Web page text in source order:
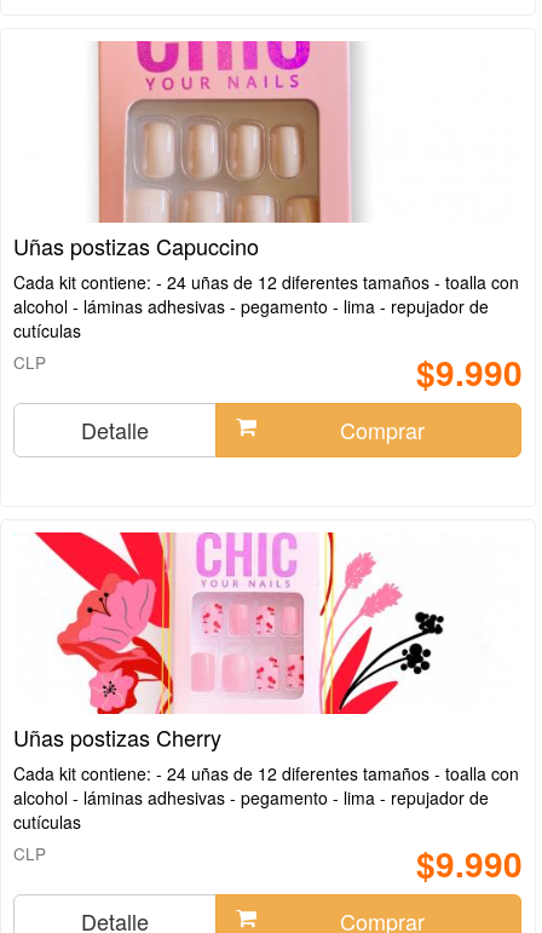
Uñas postizas Capuccino
Cada kit contiene: - 24 uñas de 12 diferentes tamaños - toalla con
alcohol - láminas adhesivas - pegamento - lima - repujador de
cutículas
$9.990
CLP
Detalle Comprar
Uñas postizas Cherry
Cada kit contiene: - 24 uñas de 12 diferentes tamaños - toalla con
alcohol - láminas adhesivas - pegamento - lima - repujador de
cutículas
$9.990
CLP
Detalle Comprar